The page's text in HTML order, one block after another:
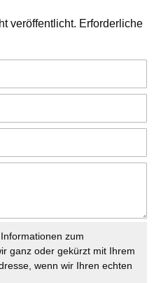
veröffentlicht. Erforderliche
zum
ganz oder gekürzt mit Ihrem
wenn wir Ihren echten